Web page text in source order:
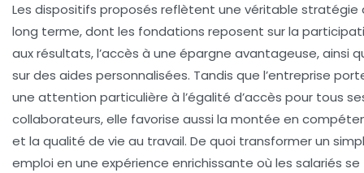
Les dispositifs proposés reflètent une véritable stratégie
long terme, dont les fondations reposent sur la
aux résultats, l’accès à une épargne avantageuse, ainsi
sur des aides personnalisées. Tandis que l’entreprise
une attention particulière à l’égalité d’accès pour tous
collaborateurs, elle favorise aussi la montée en
et la qualité de vie au travail. De quoi transformer un
emploi en une expérience enrichissante où les salariés se